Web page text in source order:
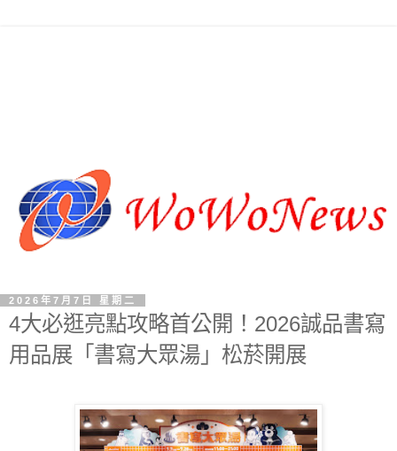
2026年7月7日 星期二
4大必逛亮點攻略首公開！2026誠品書寫
用品展「書寫大眾湯」松菸開展